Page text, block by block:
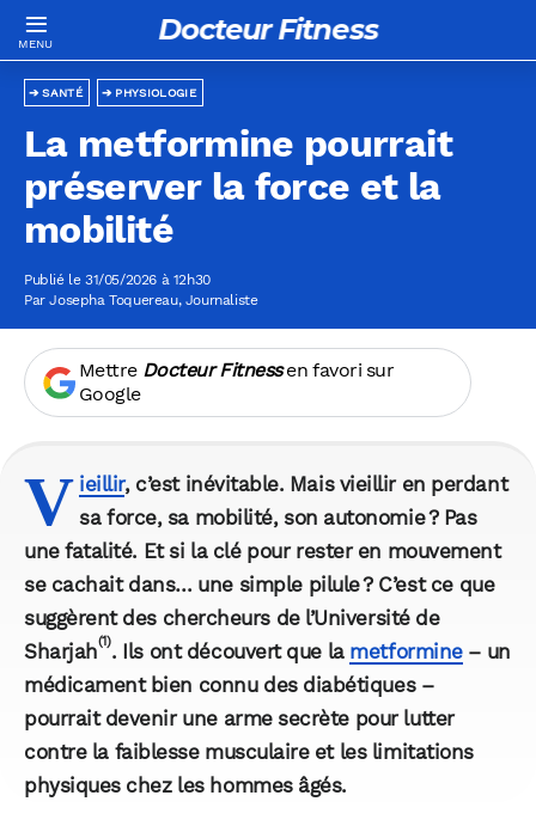
Docteur Fitness
PHYSIOLOGIE
SANTÉ
La metformine pourrait
préserver la force et la
mobilité
Publié le 31/05/2026 à 12h30
ParJosepha Toquereau, Journaliste
Mettre Docteur Fitnessen favori sur
Google
V ieillir, c’est inévitable. Mais vieillir en perdant
sa force, sa mobilité, son autonomie ? Pas
une fatalité. Et si la clé pour rester en mouvement
se cachait dans… une simple pilule ? C’est ce que
suggèrent des chercheurs de l’Université de
Sharjah(1). Ils ont découvert que la metformine– un
médicament bien connu des diabétiques –
pourrait devenir une arme secrète pour lutter
contre la faiblesse musculaire et les limitations
physiques chez les hommes âgés.